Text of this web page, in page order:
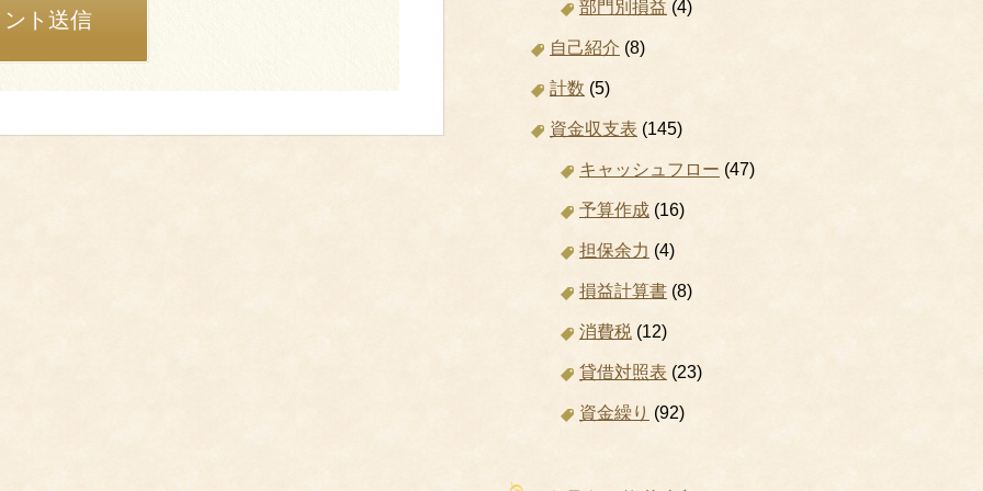
ト送信
部門別損益 (4)
自己紹介 (8)
計数 (5)
資金収支表 (145)
キャッシュフロー (47)
予算作成 (16)
担保余力 (4)
損益計算書 (8)
消費税 (12)
貸借対照表 (23)
資金繰り (92)